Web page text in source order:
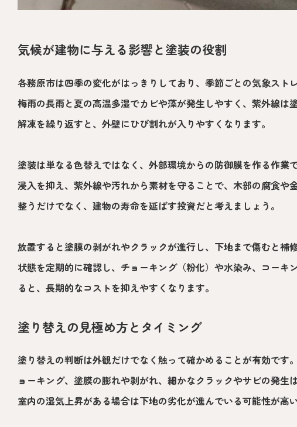
気候が建物に与える影響と塗装の役割
各務原市は四季の変化がはっきりしており、季節ごとの気象スト
梅雨の長雨と夏の高温多湿でカビや藻が発生しやすく、紫外線は
解凍を繰り返すと、外壁にひび割れが入りやすくなります。
塗装は単なる色替えではなく、外部環境からの防御膜を作る作業
浸入を抑え、紫外線や汚れから素材を守ることで、木部の腐食や
整うだけでなく、建物の寿命を延ばす投資だと考えましょう。
放置すると塗膜の剥がれやクラックが進行し、下地まで傷むと補
状態を定期的に確認し、チョーキング（粉化）や水染み、コーキ
ると、長期的なコストを抑えやすくなります。
塗り替えの見極め方とタイミング
塗り替えの判断は外観だけでなく触って確かめることが有効です
ョーキング、塗膜の膨れや剥がれ、細かなクラックやサビの発生
室内の湿気上昇がある場合は下地の劣化が進んでいる可能性が高い